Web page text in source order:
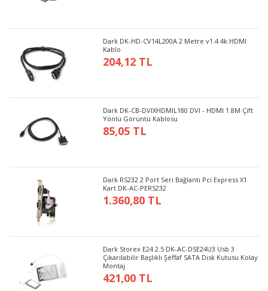
Dark DK-HD-CV14L200A 2 Metre v1.4 4k HDMI
Kablo
204,12 TL
Dark DK-CB-DVIXHDMIL180 DVI - HDMI 1.8M Çift
Yönlü Görüntü Kablosu
85,05 TL
Dark RS232 2 Port Seri Bağlantı Pci Express X1
Kart DK-AC-PERS232
1.360,80 TL
Dark Storex E24 2.5 DK-AC-DSE24U3 Usb 3
Çıkarılabilir Başlıklı Şeffaf SATA Disk Kutusu Kolay
Montaj
421,00 TL